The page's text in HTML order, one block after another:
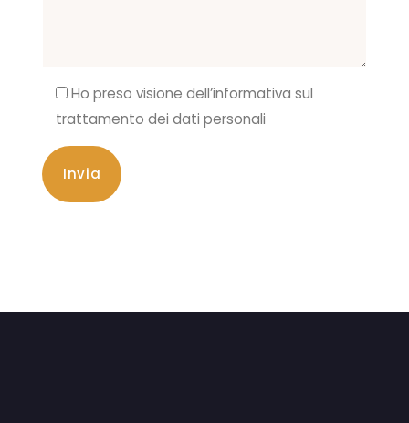
Ho preso visione dell’informativa sul
trattamento dei dati personali